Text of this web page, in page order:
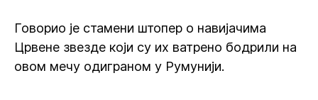
Говорио је стамени штопер о навијачима
Црвене звезде који су их ватрено бодрили на
овом мечу одиграном у Румунији.